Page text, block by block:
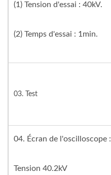
(1) Tension d'essai : 40kV.
(2) Temps d'essai : 1min.
03. Test
04. Écran de l'oscilloscope :
Tension 40.2kV